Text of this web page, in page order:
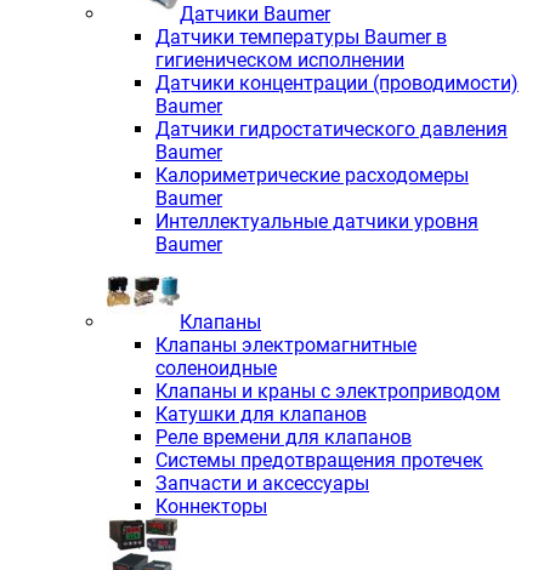
Датчики Baumer
Датчики температуры Baumer в
гигиеническом исполнении
Датчики концентрации (проводимости)
Baumer
Датчики гидростатического давления
Baumer
Калориметрические расходомеры
Baumer
Интеллектуальные датчики уровня
Baumer
Клапаны
Клапаны электромагнитные
соленоидные
Клапаны и краны с электроприводом
Катушки для клапанов
Реле времени для клапанов
Системы предотвращения протечек
Запчасти и аксессуары
Коннекторы